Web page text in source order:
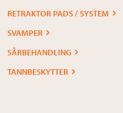
RETRAKTOR PADS / SYSTEM
SVAMPER
SÅRBEHANDLING
TANNBESKYTTER